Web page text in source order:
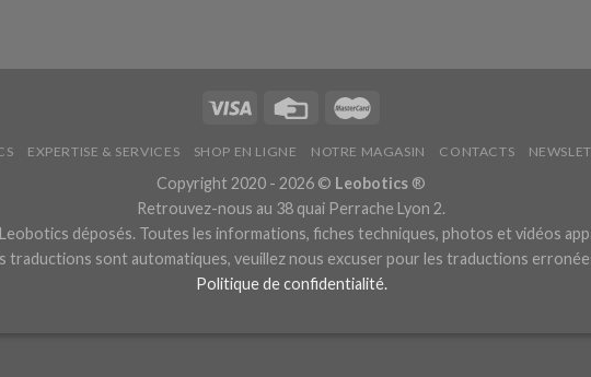
EXPERTISE & SERVICES SHOP EN LIGNE NOTRE MAGASIN CONTACTS
Copyright 2020 - 2026 © Leobotics ®
Retrouvez-nous au 38 quai Perrache Lyon 2.
déposés. Toutes les informations, fiches techniques, photos et vidéos
traductions sont automatiques, veuillez nous excuser pour les traductions
Politique de confidentialité.